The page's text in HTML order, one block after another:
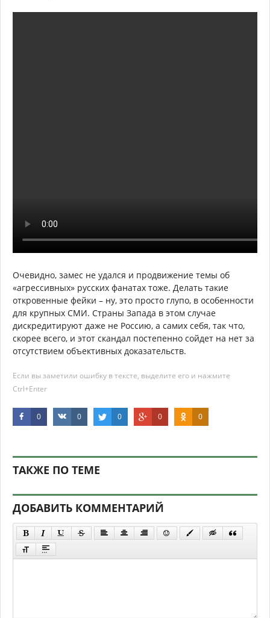
Очевидно, замес не удался и продвижение темы об
«агрессивных» русских фанатах тоже. Делать такие
откровенные фейки – ну, это просто глупо, в особенности
для крупных СМИ. Страны Запада в этом случае
дискредитируют даже не Россию, а самих себя, так что,
скорее всего, и этот скандал постепенно сойдет на нет за
отсутствием объективных доказательств.
Если вы заметили ошибку в тексте, выделите его и нажмите
Ctrl+Enter
0 0 0 0 0
ТАКЖЕ ПО ТЕМЕ
ДОБАВИТЬ КОММЕНТАРИЙ